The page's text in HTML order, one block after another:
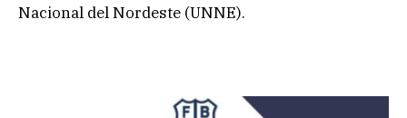
Nacional del Nordeste (UNNE).